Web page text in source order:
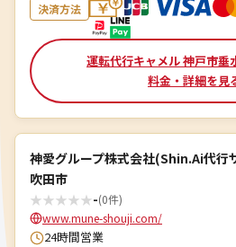
決済方法
運転代行キャメル 神戸市垂
料金・詳細を見
神愛グループ株式会社(Shin.Ai代行
吹田市
★★★★★-(0件)
www.mune-shouji.com/
24時間営業